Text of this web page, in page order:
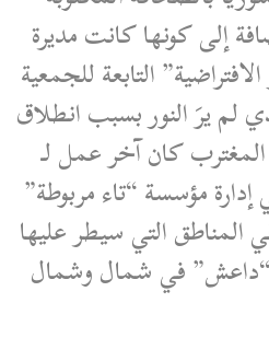
إلى كونها كانت مديرة
التابعة للجمعية
لم يرَ النور بسبب انطلاق
وفي المغترب كان آخر عمل لـ
مؤسسة “تاء مربوطة”
المناطق التي سيطر عليها
“داعش” في شمال وشمال